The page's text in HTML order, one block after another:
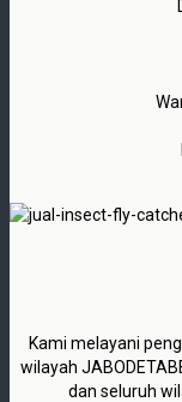
Kami melayani
wilayah
dan seluruh